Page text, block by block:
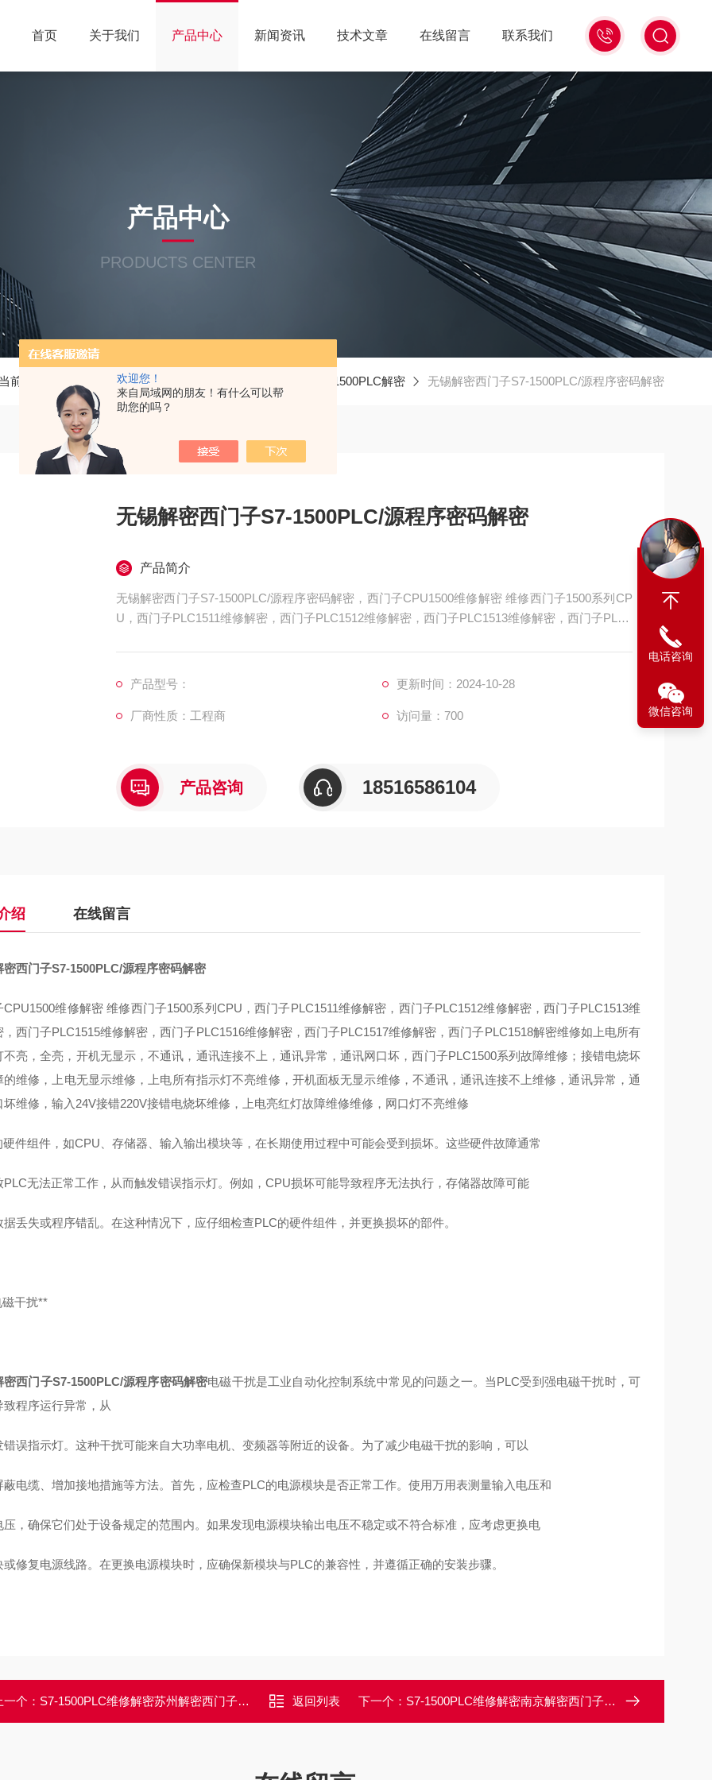
欢迎您！
来自局域网的朋友！有什么可以帮
助您的吗？
18516586104
微
首页 关于我们 产品中心 新闻资讯 技术文章 在线留言 联系我们
产品中心
PRODUCTS CENTER
前位置： 产品中心 西门子S7-1500PLC解密 无锡解密西门子S7-1500PLC/源程序密码解密
无锡解密西门子S7-1500PLC/源程序密码解密
产品简介
无锡解密西门子S7-1500PLC/源程序密码解密，西门子CPU1500维修解密 维修西门子1500系列CP
U，西门子PLC1511维修解密，西门子PLC1512维修解密，西门子PLC1513维修解密，西门子PLC1
产品型号：
更新时间：2024-10-28
厂商性质：工程商 访问量：700
产品咨询 18516586104
绍 在线留言
密西门子S7-1500PLC/源程序密码解密
CPU1500维修解密 维修西门子1500系列CPU，西门子PLC1511维修解密，西门子PLC1512维修解密，西门子PLC1513维
，西门子PLC1515维修解密，西门子PLC1516维修解密，西门子PLC1517维修解密，西门子PLC1518解密维修如上电所有
不亮，全亮，开机无显示，不通讯，通讯连接不上，通讯异常，通讯网口坏，西门子PLC1500系列故障维修；接错电烧坏
的维修，上电无显示维修，上电所有指示灯不亮维修，开机面板无显示维修，不通讯，通讯连接不上维修，通讯异常，通
坏维修，输入24V接错220V接错电烧坏维修，上电亮红灯故障维修维修，网口灯不亮维修
硬件组件，如CPU、存储器、输入输出模块等，在长期使用过程中可能会受到损坏。这些硬件故障通常
PLC无法正常工作，从而触发错误指示灯。例如，CPU损坏可能导致程序无法执行，存储器故障可能
据丢失或程序错乱。在这种情况下，应仔细检查PLC的硬件组件，并更换损坏的部件。
干扰**
密西门子S7-1500PLC/源程序密码解密电磁干扰是工业自动化控制系统中常见的问题之一。当PLC受到强电磁干扰时，可
致程序运行异常，从
错误指示灯。这种干扰可能来自大功率电机、变频器等附近的设备。为了减少电磁干扰的影响，可以
蔽电缆、增加接地措施等方法。首先，应检查PLC的电源模块是否正常工作。使用万用表测量输入电压和
压，确保它们处于设备规定的范围内。如果发现电源模块输出电压不稳定或不符合标准，应考虑更换电
或修复电源线路。在更换电源模块时，应确保新模块与PLC的兼容性，并遵循正确的安装步骤。
一个： S7-1500PLC维修解密苏州解密西门子S7-1500PLC程序密码忘记解密 返回列表 下一个： S7-1500PLC维修解密南京解密西门子S7-1500PLC源程序密码破解
电话咨询
微信咨询